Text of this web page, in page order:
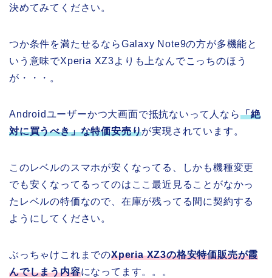
決めてみてください。
つか条件を満たせるならGalaxy Note9の方が多機能と
いう意味でXperia XZ3よりも上なんでこっちのほう
が・・・。
Androidユーザーかつ大画面で抵抗ないって人なら「絶
対に買うべき」な特価安売りが実現されています。
このレベルのスマホが安くなってる、しかも機種変更
でも安くなってるってのはここ最近見ることがなかっ
たレベルの特価なので、在庫が残ってる間に契約する
ようにしてください。
ぶっちゃけこれまでのXperia XZ3の格安特価販売が霞
んでしまう内容になってます。。。